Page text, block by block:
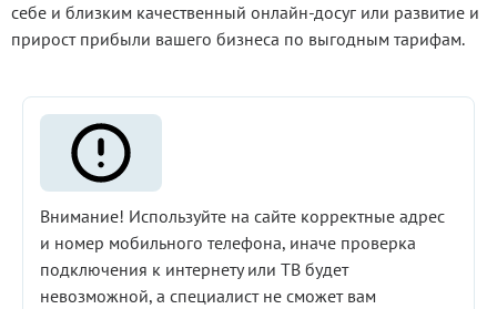
себе и близким качественный онлайн-досуг или развитие и
прирост прибыли вашего бизнеса по выгодным тарифам.
Внимание! Используйте на сайте корректные адрес
и номер мобильного телефона, иначе проверка
подключения к интернету или ТВ будет
невозможной, а специалист не сможет вам